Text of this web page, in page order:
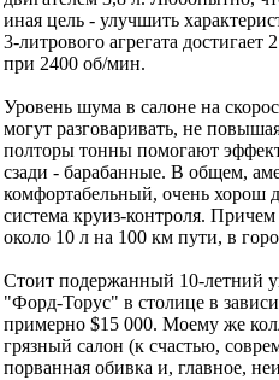
иная цель - улучшить
3-литрового агрегата
при 2400 об/мин.
Уровень шума в салоне на
могут разговаривать, не
полторы тонны помогают
сзади - барабанные. В общем,
комфортабельный, очень хорош
система круиз-контроля. Причем
около 10 л на 100 км пути, в
Стоит подержанный 10-летний
"Форд-Торус" в столице в
примерно $15 000. Моему же
грязный салон (к счастью,
порванная обивка и, главное,